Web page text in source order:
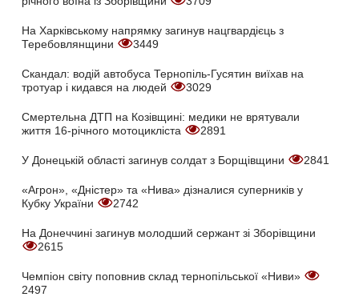
На Харківському напрямку загинув нацгвардієць з
Теребовлянщини
3449
Скандал: водій автобуса Тернопіль-Гусятин виїхав на
тротуар і кидався на людей
3029
Смертельна ДТП на Козівщині: медики не врятували
життя 16-річного мотоцикліста
2891
У Донецькій області загинув солдат з Борщівщини 2841
«Агрон», «Дністер» та «Нива» дізналися суперників у
Кубку України
2742
На Донеччині загинув молодший сержант зі Зборівщини
2615
Чемпіон світу поповнив склад тернопільської «Ниви»
2497